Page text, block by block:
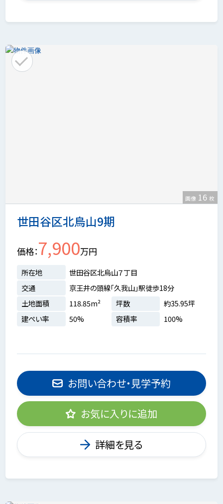
世田谷区北烏山9期
画像 16 枚
価格 7,900万円
所在地
世田谷区北烏山７丁目
交通
京王井の頭線「久我山」駅徒歩18分
土地面積
118.85m² 坪数
約35.95坪
建ぺい率
50% 容積率 100%
お問い合わせ・見学予約
お気に入りに追加
詳細を見る